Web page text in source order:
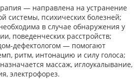
— направлена на устранение
системы, психических болезней;
в случае обнаружения у
поведенческих расстройств;
дефектологом — помогают
ритм, интонацию и силу голоса;
массаж, иглоукалывание,
электрофорез.